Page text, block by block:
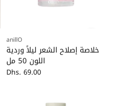
كمية anillO
خلاصة إصلاح الشعر ليلاً وردية
اللون 50 مل
Dhs. 69.00